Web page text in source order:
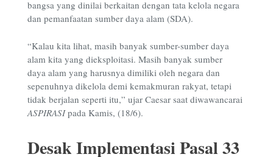
bangsa yang dinilai berkaitan dengan tata kelola negara
dan pemanfaatan sumber daya alam (SDA).
“Kalau kita lihat, masih banyak sumber-sumber daya
alam kita yang dieksploitasi. Masih banyak sumber
daya alam yang harusnya dimiliki oleh negara dan
sepenuhnya dikelola demi kemakmuran rakyat, tetapi
tidak berjalan seperti itu,” ujar Caesar saat diwawancarai
ASPIRASIpada Kamis, (18/6).
Desak Implementasi Pasal 33